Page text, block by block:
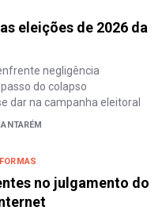
eleições de 2026 da
negligência
do colapso
dar na campanha eleitoral
no julgamento do